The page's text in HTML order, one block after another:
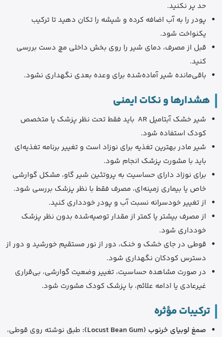
حد پر نکنید.
پودر را به آب اضافه کرده و شیشه را تکان دهید تا ترکیب
یکنواخت شود.
قبل از مصرف، دمای شیر را روی بخش داخلی مچ دست بررسی
کنید.
باقی‌مانده شیر آماده‌شده برای وعده بعدی نگهداری نشود.
هشدارها و نکات ایمنی
شیر خشک آبتامیل AR باید فقط تحت نظر پزشک یا متخصص
کودک استفاده شود.
شیر مادر بهترین تغذیه برای نوزاد است و تغییر برنامه تغذیه‌ای
باید با مشورت پزشک انجام شود.
برای نوزاد دارای حساسیت به پروتئین شیر گاو، مشکل گوارشی
خاص یا بیماری زمینه‌ای، مصرف فقط با نظر پزشک بررسی شود.
از تغییر خودسرانه نسبت آب و پودر خودداری کنید.
از مصرف بیشتر یا کمتر از مقدار توصیه‌شده بدون نظر پزشک
خودداری شود.
قوطی در جای خشک و خنک، دور از نور مستقیم خورشید و دور از
دسترس کودکان نگهداری شود.
در صورت مشاهده حساسیت، تغییر وضعیت گوارشی، بی‌قراری
غیرعادی یا ادامه علائم، با پزشک کودک مشورت شود.
ترکیبات مؤثره
صمغ لوبیای خرنوب (Locust Bean Gum):
طبق نوشته روی قوطی،